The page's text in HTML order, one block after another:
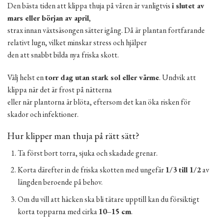
Den bästa tiden att klippa thuja på våren är vanligtvisi slutet av
mars eller början av april,
strax innan växtsäsongen sätter igång. Då är plantan fortfarande
relativt lugn, vilket minskar stress och hjälper
den att snabbt bilda nya friska skott.
Välj helst entorr dag utan stark sol eller värme. Undvik att
klippa när det är frost på nätterna
eller när plantorna är blöta, eftersom det kan öka risken för
skador och infektioner.
Hur klipper man thuja på rätt sätt?
Ta först bort torra, sjuka och skadade grenar.
Korta därefter in de friska skotten med ungefär1/3 till 1/2av
längden beroende på behov.
Om du vill att häcken ska bli tätare upptill kan du försiktigt
korta topparna med cirka10–15 cm.